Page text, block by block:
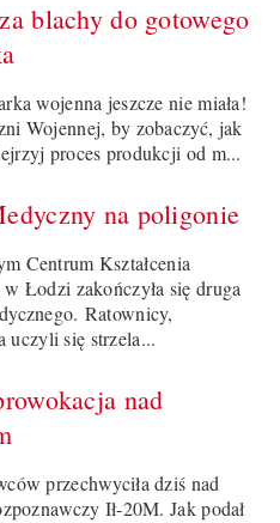
blachy do gotowego
wojenna jeszcze nie miała!
Wojennej, by zobaczyć, jak
proces produkcji od m...
na poligonie
Centrum Kształcenia
Łodzi zakończyła się druga
Ratownicy,
uczyli się strzela...
nad
przechwyciła dziś nad
Ił-20M. Jak podał